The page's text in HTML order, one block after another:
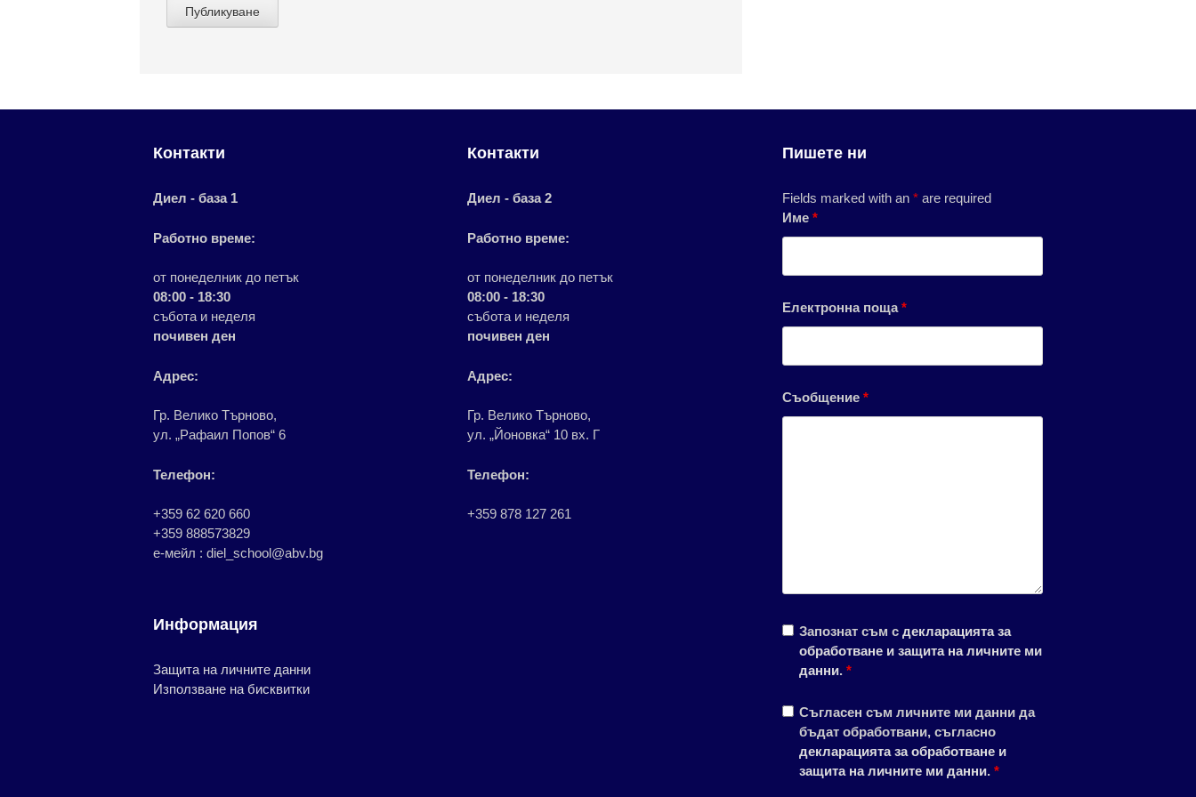
Контакти
Диел - база 1
Работно време:
от понеделник до петък
08:00 - 18:30
събота и неделя
почивен ден
Адрес:
Гр. Велико Търново,
ул. „Рафаил Попов“ 6
Телефон:
+359 62 620 660
+359 888573829
е-мейл : diel_school@abv.bg
Информация
Защита на личните данни
Използване на бисквитки
Контакти
Диел - база 2
Работно време:
от понеделник до петък
08:00 - 18:30
събота и неделя
почивен ден
Адрес:
Гр. Велико Търново,
ул. „Йоновка“ 10 вх. Г
Телефон:
+359 878 127 261
Пишете ни
Fields marked with an *are required
Име *
Електронна поща*
Съобщение *
Запознат съм с декларацията за
обработване и защита на личните ми
данни. *
Съгласен съм личните ми данни да
бъдат обработвани, съгласно
декларацията за обработване и
защита на личните ми данни. *